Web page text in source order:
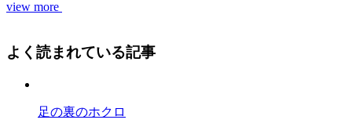
view more
よく読まれている記事
足の裏のホクロ